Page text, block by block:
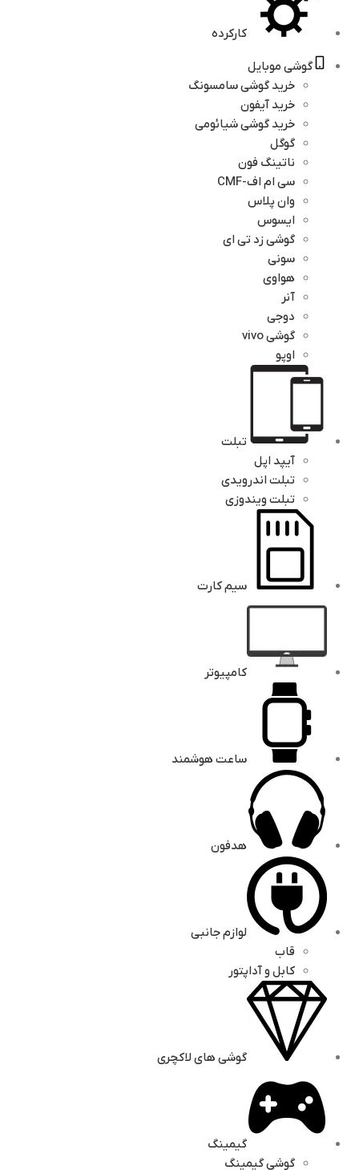
کارکرده
گوشی موبایل
خرید گوشی سامسونگ
خرید آیفون
خرید گوشی شیائومی
گوگل
ناتینگ فون
سی ام اف-CMF
وان پلاس
ایسوس
گوشی زد تی ای
سونی
هواوی
آنر
دوجی
گوشی vivo
اوپو
تبلت
آیپد اپل
تبلت اندرویدی
تبلت ویندوزی
سیم کارت
کامپیوتر
ساعت هوشمند
هدفون
لوازم جانبی
قاب
کابل و آداپتور
گوشی های لاکچری
گیمینگ
گوشی گیمینگ